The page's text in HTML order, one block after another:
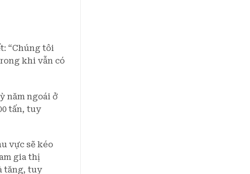
“Chúng tôi
khi vẫn có
năm ngoái ở
tấn, tuy
vực sẽ kéo
gia thị
tăng, tuy